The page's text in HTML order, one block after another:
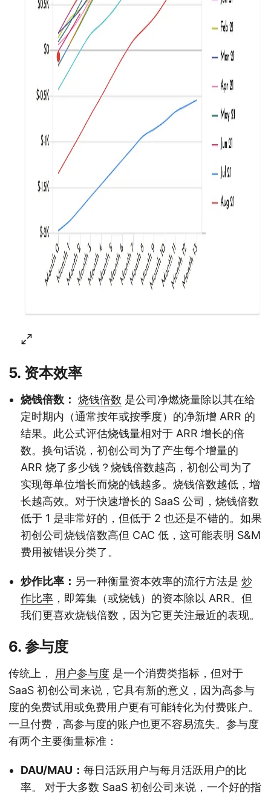
5. 资本效率
烧钱倍数： 烧钱倍数 是公司净燃烧量除以其在给
定时期内（通常按年或按季度）的净新增 ARR 的
结果。此公式评估烧钱量相对于 ARR 增长的倍
数。换句话说，初创公司为了产生每个增量的
ARR 烧了多少钱？烧钱倍数越高，初创公司为了
实现每单位增长而烧的钱越多。烧钱倍数越低，增
长越高效。对于快速增长的 SaaS 公司，烧钱倍数
低于 1 是非常好的，但低于 2 也还是不错的。如果
初创公司烧钱倍数高但 CAC 低，这可能表明 S&M
费用被错误分类了。
炒作比率： 另一种衡量资本效率的流行方法是 炒
作比率 ，即筹集（或烧钱）的资本除以 ARR。但
我们更喜欢烧钱倍数，因为它更关注最近的表现。
6. 参与度
传统上， 用户参与度 是一个消费类指标，但对于
SaaS 初创公司来说，它具有新的意义，因为高参与
度的免费试用或免费用户更有可能转化为付费账户。
一旦付费，高参与度的账户也更不容易流失。参与度
有两个主要衡量标准：
DAU/MAU： 每日活跃用户与每月活跃用户的比
率。
对于大多数 SaaS 初创公司来说，一个好的指